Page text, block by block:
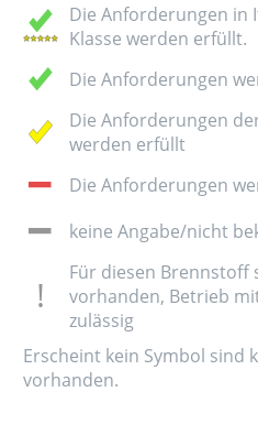
Die Anforderungen in
Klasse werden erfüllt.
Die Anforderungen
Die Anforderungen
werden erfüllt
Die Anforderungen
keine Angabe/nicht
Für diesen Brennstoff
vorhanden, Betrieb
zulässig
Erscheint kein Symbol sind
vorhanden.